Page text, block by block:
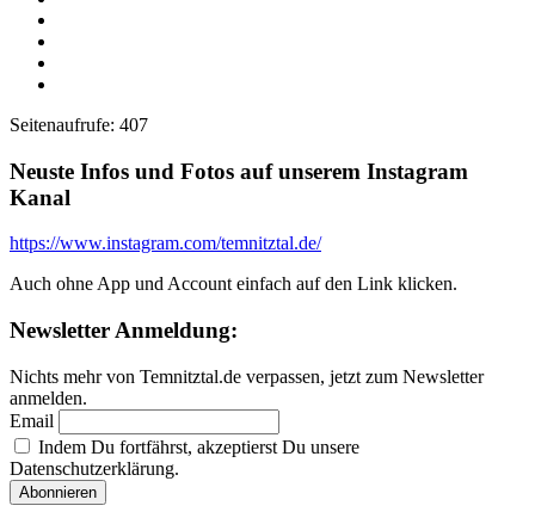
Seitenaufrufe: 407
Neuste Infos und Fotos auf unserem Instagram
Kanal
https://www.instagram.com/temnitztal.de/
Auch ohne App und Account einfach auf den Link klicken.
Newsletter Anmeldung:
Nichts mehr von Temnitztal.de verpassen, jetzt zum Newsletter
anmelden.
Email
Indem Du fortfährst, akzeptierst Du unsere
Datenschutzerklärung.